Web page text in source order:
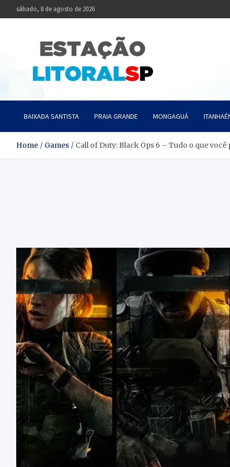
to
sábado, 8 de agosto de 2026
BAIXADA SANTISTA PRAIA GRANDE MONGAGUÁ
Home Games Call of Duty: Black Ops 6 – Tudo o que